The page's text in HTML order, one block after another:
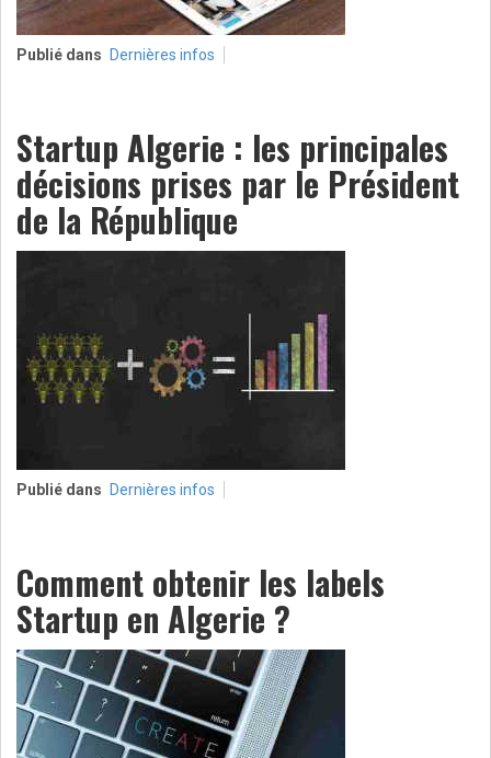
Publié dans Dernières infos
Startup Algerie : les principales
décisions prises par le Président
de la République
Publié dans Dernières infos
Comment obtenir les labels
Startup en Algerie ?